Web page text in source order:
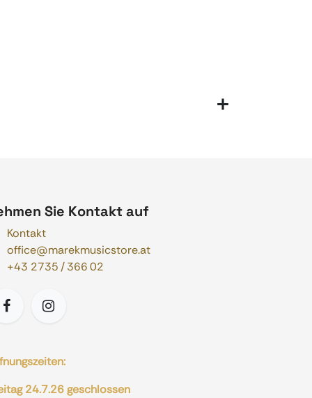
Sie Kontakt auf
Kontakt
office@marekmusicstore.at
+43 2735 / 366 02
24.7.26 geschlossen